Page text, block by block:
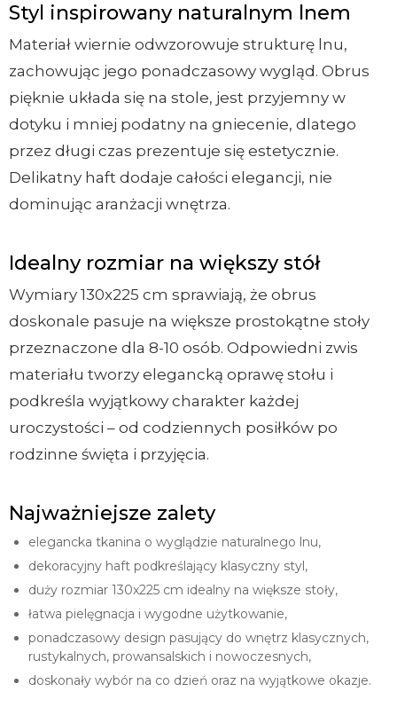
Styl inspirowany naturalnym lnem
Materiał wiernie odwzorowuje strukturę lnu,
zachowując jego ponadczasowy wygląd. Obrus
pięknie układa się na stole, jest przyjemny w
dotyku i mniej podatny na gniecenie, dlatego
przez długi czas prezentuje się estetycznie.
Delikatny haft dodaje całości elegancji, nie
dominując aranżacji wnętrza.
Idealny rozmiar na większy stół
Wymiary 130x225 cm sprawiają, że obrus
doskonale pasuje na większe prostokątne stoły
przeznaczone dla 8-10 osób. Odpowiedni zwis
materiału tworzy elegancką oprawę stołu i
podkreśla wyjątkowy charakter każdej
uroczystości – od codziennych posiłków po
rodzinne święta i przyjęcia.
Najważniejsze zalety
elegancka tkanina o wyglądzie naturalnego lnu,
dekoracyjny haft podkreślający klasyczny styl,
duży rozmiar 130x225 cm idealny na większe stoły,
łatwa pielęgnacja i wygodne użytkowanie,
ponadczasowy design pasujący do wnętrz klasycznych,
rustykalnych, prowansalskich i nowoczesnych,
doskonały wybór na co dzień oraz na wyjątkowe okazje.